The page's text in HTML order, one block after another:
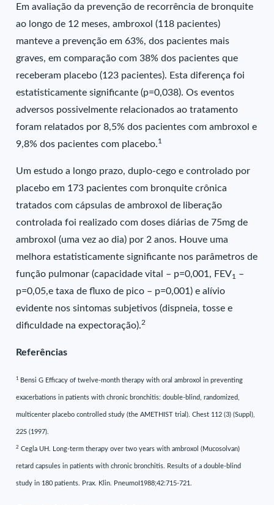
Em avaliação da prevenção de recorrência de bronquite
ao longo de 12 meses, ambroxol (118 pacientes)
manteve a prevenção em 63%, dos pacientes mais
graves, em comparação com 38% dos pacientes que
receberam placebo (123 pacientes). Esta diferença foi
estatisticamente significante (p=0,038). Os eventos
adversos possivelmente relacionados ao tratamento
foram relatados por 8,5% dos pacientes com ambroxol e
9,8% dos pacientes com placebo.1
Um estudo a longo prazo, duplo-cego e controlado por
placebo em 173 pacientes com bronquite crônica
tratados com cápsulas de ambroxol de liberação
controlada foi realizado com doses diárias de 75mg de
ambroxol (uma vez ao dia) por 2 anos. Houve uma
melhora estatisticamente significante nos parâmetros de
função pulmonar (capacidade vital – p=0,001, FEV1 –
p=0,05,e taxa de fluxo de pico – p=0,001) e alívio
evidente nos sintomas subjetivos (dispneia, tosse e
dificuldade na expectoração).2
Referências
1 Bensi G Efficacy of twelve-month therapy with oral ambroxol in preventing
exacerbations in patients with chronic bronchitis: double-blind, randomized,
multicenter placebo controlled study (the AMETHIST trial). Chest 112 (3) (Suppl),
22S (1997).
2 Cegla UH. Long-term therapy over two years with ambroxol (Mucosolvan)
retard capsules in patients with chronic bronchitis. Results of a double-blind
study in 180 patients. Prax. Klin. PneumoI1988;42:715-721.